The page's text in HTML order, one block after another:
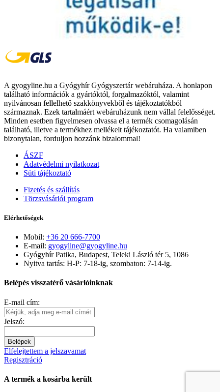
A gyogyline.hu a Gyógyhír Gyógyszertár webáruháza. A honlapon
található információk a gyártóktól, forgalmazóktól, valamint
nyilvánosan fellelhető szakkönyvekből és tájékoztatókból
származnak. Ezek tartalmáért webáruházunk nem vállal felelősséget.
Minden esetben figyelmesen olvassa el a termék csomagolásán
található, illetve a termékhez mellékelt tájékoztatót. Ha valamiben
bizonytalan, forduljon hozzánk bizalommal!
ÁSZF
Adatvédelmi nyilatkozat
Süti tájékoztató
Fizetés és szállítás
Törzsvásárlói program
Elérhetőségek
Mobil: +36 20 666-7700
E-mail: gyogyline@gyogyline.hu
Gyógyhír Patika, Budapest, Teleki László tér 5, 1086
Nyitva tartás: H-P: 7-18-ig, szombaton: 7-14-ig.
Belépés visszatérő vásárlóinknak
E-mail cím:
Jelszó:
Belépek
Elfelejtettem a jelszavamat
Regisztráció
A termék a kosárba került